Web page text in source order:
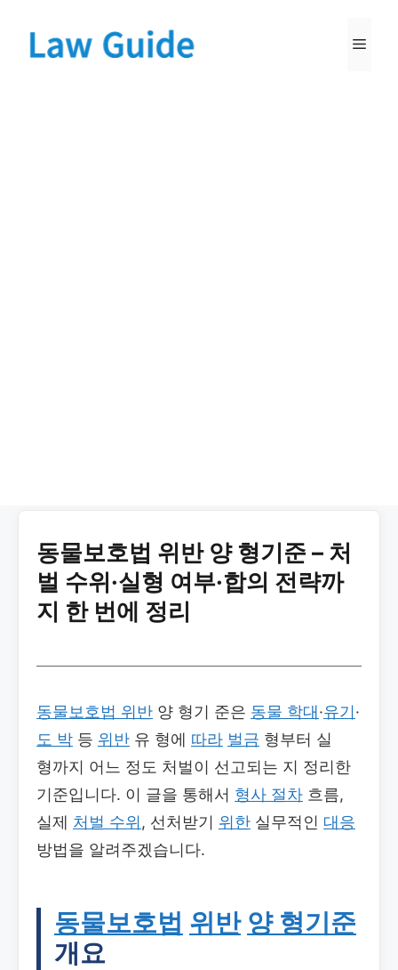
동물보호법 위반 양 형기준 – 처
벌 수위·실형 여부·합의 전략까
지 한 번에 정리
동물보호법 위반 양 형기 준은 동물 학대·유기·
도 박 등 위반 유 형에 따라 벌금 형부터 실
형까지 어느 정도 처벌이 선고되는 지 정리한
기준입니다. 이 글을 통해서 형사 절차 흐름,
실제 처벌 수위 , 선처받기 위한 실무적인 대응
방법을 알려주겠습니다.
동물보호법 위반 양 형기준
개요